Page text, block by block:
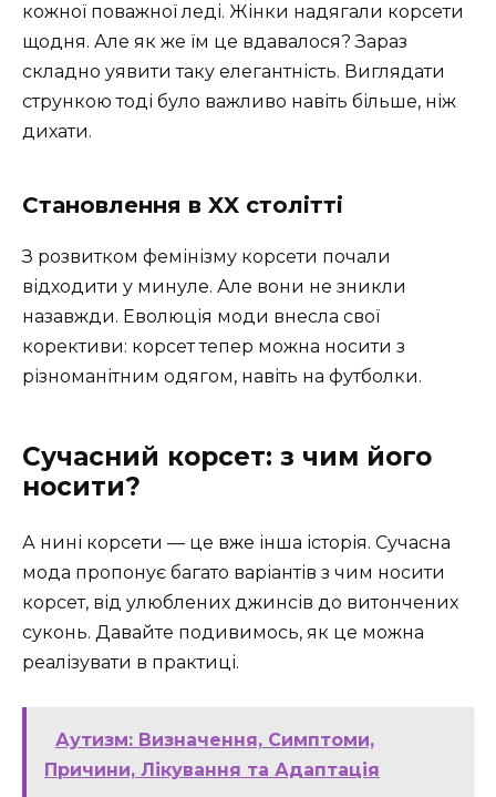
кожної поважної леді. Жінки надягали корсети
щодня. Але як же їм це вдавалося? Зараз
складно уявити таку елегантність. Виглядати
стрункою тоді було важливо навіть більше, ніж
дихати.
Становлення в XX столітті
З розвитком фемінізму корсети почали
відходити у минуле. Але вони не зникли
назавжди. Еволюція моди внесла свої
корективи: корсет тепер можна носити з
різноманітним одягом, навіть на футболки.
Сучасний корсет: з чим його
носити?
А нині корсети — це вже інша історія. Сучасна
мода пропонує багато варіантів з чим носити
корсет, від улюблених джинсів до витончених
суконь. Давайте подивимось, як це можна
реалізувати в практиці.
Аутизм: Визначення, Симптоми,
Причини, Лікування та Адаптація